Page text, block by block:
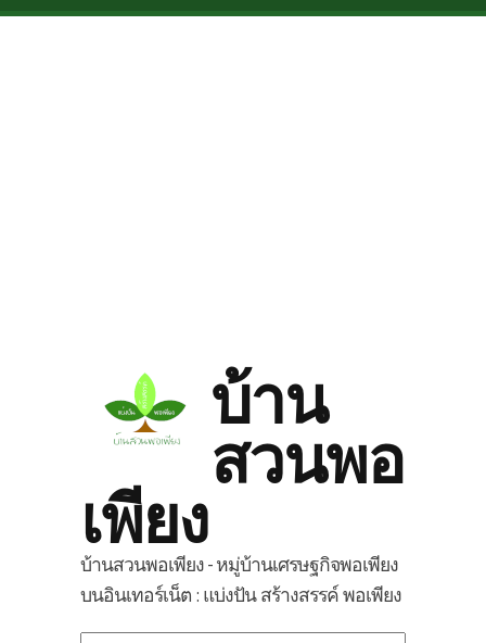
Skip to main content
บ้าน
สวนพอ
เพียง
บ้านสวนพอเพียง - หมู่บ้านเศรษฐกิจพอเพียง
บนอินเทอร์เน็ต : แบ่งปัน สร้างสรรค์ พอเพียง